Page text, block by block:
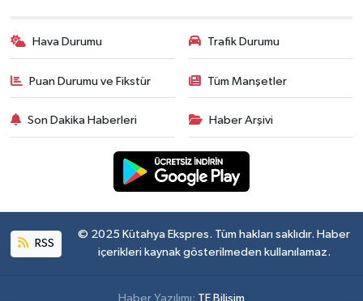
Hava Durumu Trafik Durumu
Puan Durumu ve Fikstür Tüm Manşetler
Son Dakika Haberleri Haber Arşivi
RSS
© 2025 Kütahya Ekspres. Tüm hakları saklıdır. Haber
içerikleri kaynak gösterilmeden kullanılamaz.
Haber Yazılımı: TE Bilişim